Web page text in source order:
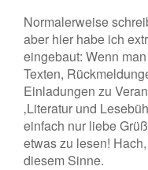
Normalerweise
aber hier habe ich
eingebaut: Wenn
Texten,
Einladungen zu
‚Literatur und
einfach nur liebe
etwas zu lesen!
diesem Sinne.